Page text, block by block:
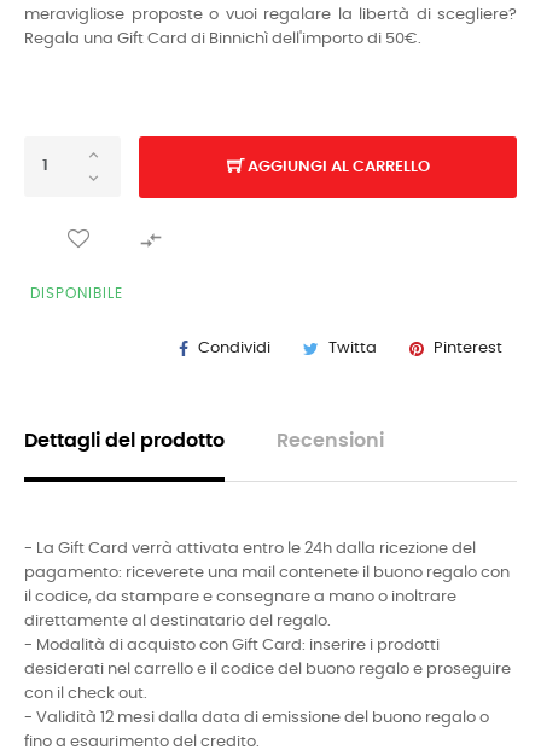
meravigliose proposte o vuoi regalare la libertà di scegliere?
Regala una Gift Card di Binnichì dell'importo di 50€.
AGGIUNGI AL CARRELLO

DISPONIBILE
Condividi Twitta Pinterest
Dettagli del prodotto Recensioni
- La Gift Card verrà attivata entro le 24h dalla ricezione del
pagamento: riceverete una mail contenete il buono regalo con
il codice, da stampare e consegnare a mano o inoltrare
direttamente al destinatario del regalo.
- Modalità di acquisto con Gift Card: inserire i prodotti
desiderati nel carrello e il codice del buono regalo e proseguire
con il check out.
- Validità 12 mesi dalla data di emissione del buono regalo o
fino a esaurimento del credito.